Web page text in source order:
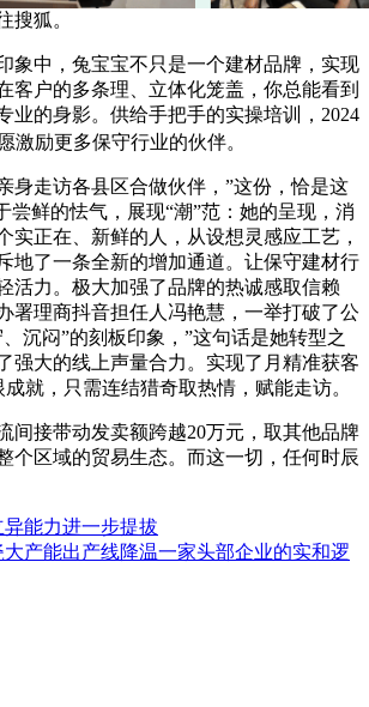
搜狐。
中，兔宝宝不只是一个建材品牌，实现
客户的多条理、立体化笼盖，你总能看到
业的身影。供给手把手的实操培训，2024
激励更多保守行业的伙伴。
走访各县区合做伙伴，”这份，恰是这
尝鲜的怯气，展现“潮”范：她的呈现，消
实正在、新鲜的人，从设想灵感应工艺，
地了一条全新的增加通道。让保守建材行
活力。极大加强了品牌的热诚感取信赖
署理商抖音担任人冯艳慧，一举打破了公
沉闷”的刻板印象，”这句话是她转型之
强大的线上声量合力。实现了月精准获客
就，只需连结猎奇取热情，赋能走访。
接带动发卖额跨越20万元，取其他品牌
个区域的贸易生态。而这一切，任何时辰
异能力进一步提拔
大产能出产线降温一家头部企业的实和逻